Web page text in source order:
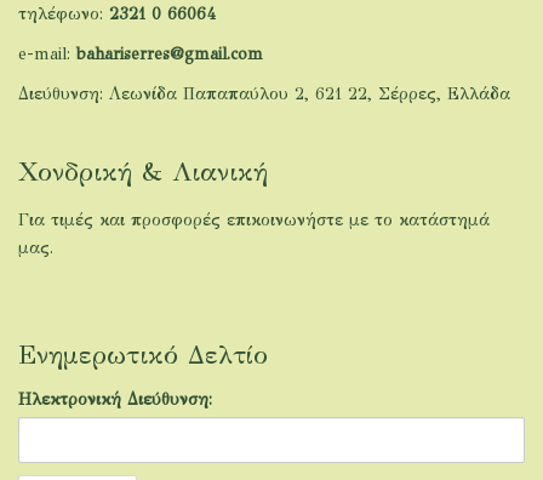
τηλέφωνο: 2321 0 66064
e-mail:bahariserres@gmail.com
Διεύθυνση: Λεωνίδα Παπαπαύλου 2, 621 22, Σέρρες, Ελλάδα
Χονδρική & Λιανική
Για τιμές και προσφορές επικοινωνήστε με το κατάστημά
μας.
Ενημερωτικό Δελτίο
Ηλεκτρονική Διεύθυνση: